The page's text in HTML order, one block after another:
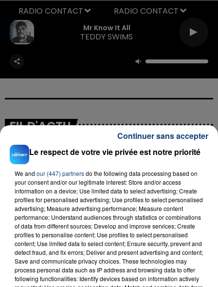
Mr Know It All
TEDDY SWIMS
RADIO CONTACT
FIL D'ACTU
23 juillet 2026
INCENDIE MORTEL À LENS : UNE FEMME ET
SON BÉBÉ ENTRE LA VIE ET LA...
Un homme s'est immolé par le feu après avoir
aspergé sa compagne et leur bébé de trois mois
d'un liquide inflammable.
Le respect de votre vie privée est notre priorité
We and our (447) partnersdo the following data processing based on
your consent and/or our legitimate interest: Store and/or access
information on a device; Use limited data to select advertising; Create
profiles for personalised advertising; Use profiles to select personalised
advertising; Measure advertising performance; Measure content
performance; Understand audiences through statistics or combinations
of data from different sources; Develop and improve services; Create
profiles to personalise content; Use profiles to select personalised
content; Use limited data to select content; Ensure security, prevent and
detect fraud, and fix errors; Deliver and present advertising and content;
Save and communicate privacy choices. These technologies may
process personal data such as IP address and browsing data to offer
following functionalities: Identify devices based on information actively
Continuer sans accepter